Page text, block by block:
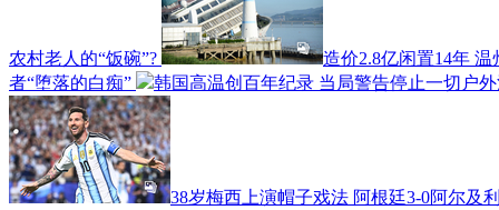
农村老人的“饭碗”?
造价2.8亿闲置14年
者“堕落的白痴”
韩国高温创百年纪录 当局警告停止一切户
38岁梅西上演帽子戏法 阿根廷3-0阿尔及